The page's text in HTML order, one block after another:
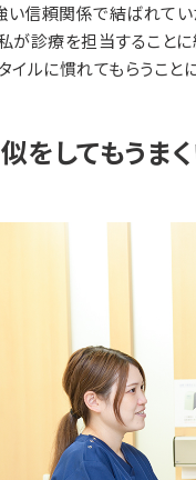
信頼関係で結ばれてい
が診療を担当すること
イルに慣れてもらうこと
をしてもうま